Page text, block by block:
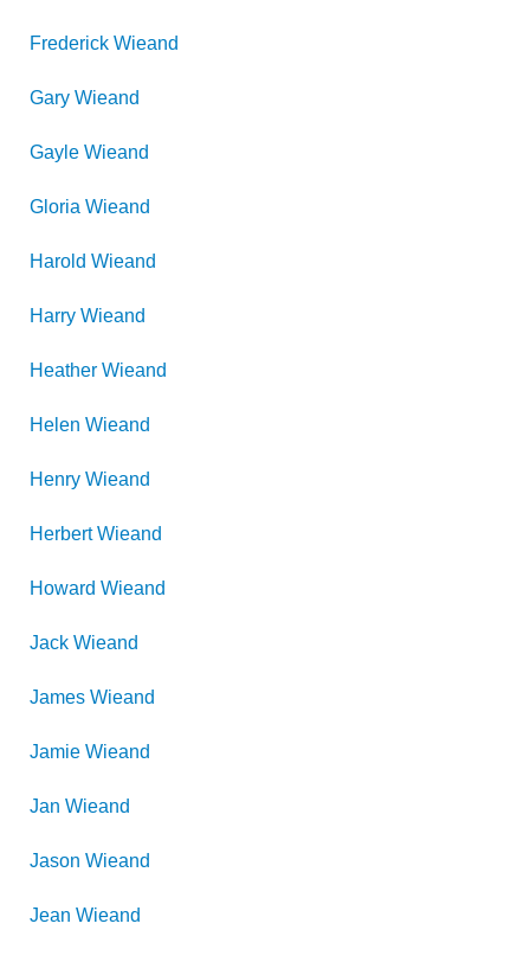
Frederick Wieand
Gary Wieand
Gayle Wieand
Gloria Wieand
Harold Wieand
Harry Wieand
Heather Wieand
Helen Wieand
Henry Wieand
Herbert Wieand
Howard Wieand
Jack Wieand
James Wieand
Jamie Wieand
Jan Wieand
Jason Wieand
Jean Wieand